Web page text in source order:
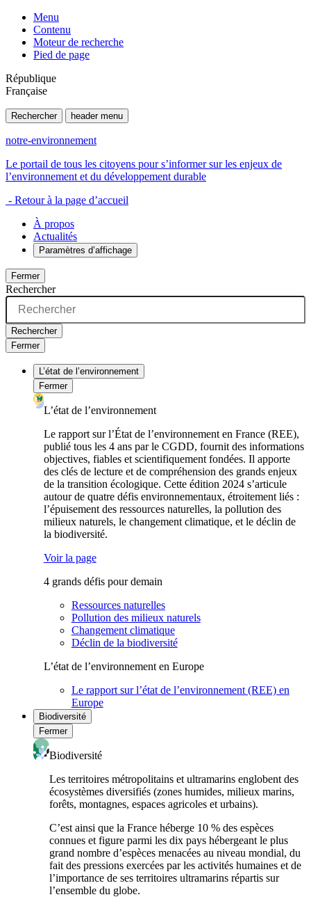
Menu
Contenu
Moteur de recherche
Pied de page
République
Française
Rechercher header menu
notre-environnement
Le portail de tous les citoyens pour s’informer sur les enjeux de
l’environnement et du développement durable
- Retour à la page d’accueil
À propos
Actualités
Paramètres d’affichage
Fermer
Rechercher
Rechercher
Fermer
L’état de l’environnement
Fermer
L’état de l’environnement
Le rapport sur l’État de l’environnement en France (REE),
publié tous les 4 ans par le CGDD, fournit des informations
objectives, fiables et scientifiquement fondées. Il apporte
des clés de lecture et de compréhension des grands enjeux
de la transition écologique. Cette édition 2024 s’articule
autour de quatre défis environnementaux, étroitement liés :
l’épuisement des ressources naturelles, la pollution des
milieux naturels, le changement climatique, et le déclin de
la biodiversité.
Voir la page
4 grands défis pour demain
Ressources naturelles
Pollution des milieux naturels
Changement climatique
Déclin de la biodiversité
L’état de l’environnement en Europe
Le rapport sur l’état de l’environnement (REE) en
Europe
Biodiversité
Fermer
Biodiversité
Les territoires métropolitains et ultramarins englobent des
écosystèmes diversifiés (zones humides, milieux marins,
forêts, montagnes, espaces agricoles et urbains).
C’est ainsi que la France héberge 10 % des espèces
connues et figure parmi les dix pays hébergeant le plus
grand nombre d’espèces menacées au niveau mondial, du
fait des pressions exercées par les activités humaines et de
l’importance de ses territoires ultramarins répartis sur
l’ensemble du globe.